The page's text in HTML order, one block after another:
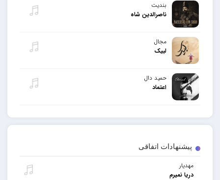
پیشنهادات اتفاقی
مهدیار
دریا نمیرم
بندیت
ناصرالدین شاه
مجال
لبیک
حمید دال
اعتماد